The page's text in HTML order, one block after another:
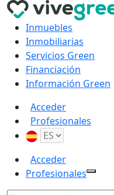
Inmuebles
Inmobiliarias
Servicios Green
Financiación
Información Green
Acceder
Profesionales
Acceder
Profesionales